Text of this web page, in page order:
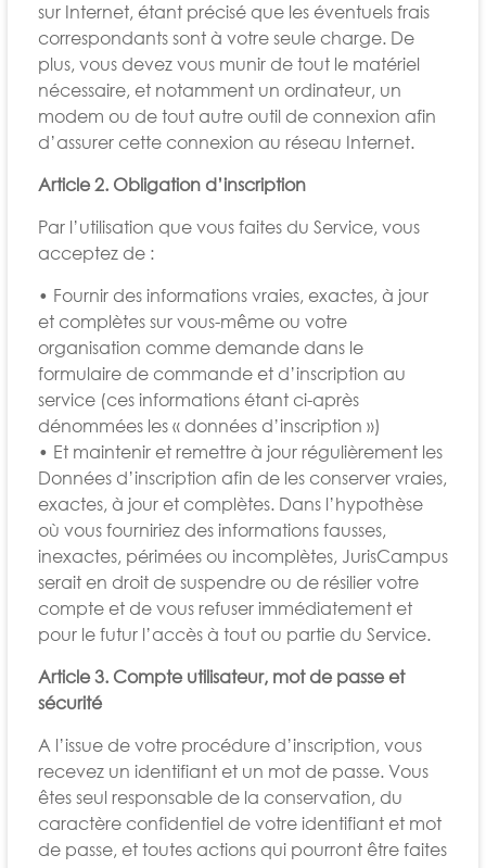
sur Internet, étant précisé que les éventuels frais
correspondants sont à votre seule charge. De
plus, vous devez vous munir de tout le matériel
nécessaire, et notamment un ordinateur, un
modem ou de tout autre outil de connexion afin
d’assurer cette connexion au réseau Internet.
Article 2. Obligation d’inscription
Par l’utilisation que vous faites du Service, vous
acceptez de :
• Fournir des informations vraies, exactes, à jour
et complètes sur vous-même ou votre
organisation comme demande dans le
formulaire de commande et d’inscription au
service (ces informations étant ci-après
dénommées les « données d’inscription »)
• Et maintenir et remettre à jour régulièrement les
Données d’inscription afin de les conserver vraies,
exactes, à jour et complètes. Dans l’hypothèse
où vous fourniriez des informations fausses,
inexactes, périmées ou incomplètes, JurisCampus
serait en droit de suspendre ou de résilier votre
compte et de vous refuser immédiatement et
pour le futur l’accès à tout ou partie du Service.
Article 3. Compte utilisateur, mot de passe et
sécurité
A l’issue de votre procédure d’inscription, vous
recevez un identifiant et un mot de passe. Vous
êtes seul responsable de la conservation, du
caractère confidentiel de votre identifiant et mot
de passe, et toutes actions qui pourront être faites